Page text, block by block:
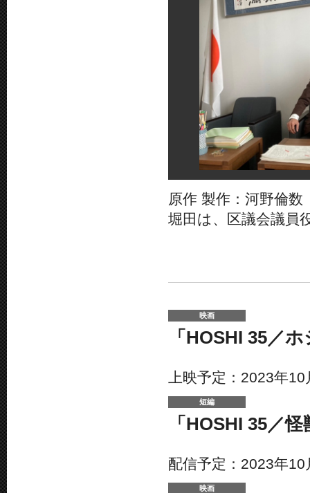
原作 製作：河野倫
堀田は、区議会議員
映画
「HOSHI 35／
上映予定：2023年
短編
「HOSHI 35／
配信予定：2023年10
映画